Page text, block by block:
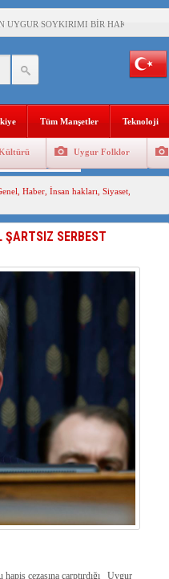
UYGUR SOYKIRIMI BİR HAKİKATTIR!
POSTMODERN BİR SOYKIRIMDIR!
BİZİM KIRMIZI
TÜRKİSTAN
BAŞKANI’NA TEPKİLER SÜRÜYOR
GARİP SANSÜR VE HADSIZ İHTAR
ÇOCUĞU AİLELERİNDEN KOPARDI
Tüm Manşetler Teknoloji
Uygur Folklor
Sporlar
Haber, İnsan hakları Siyaset,
ŞARTSIZ SERBEST
cezasına çarptırdığı Uygur